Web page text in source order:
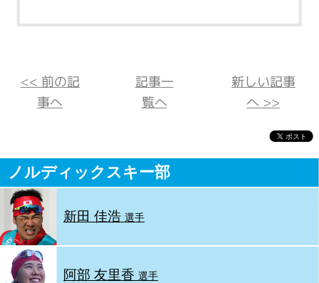
<< 前の記
事へ
記事一
覧へ
新しい記事
へ >>
ノルディックスキー部
新田 佳浩選手
阿部 友里香 選手